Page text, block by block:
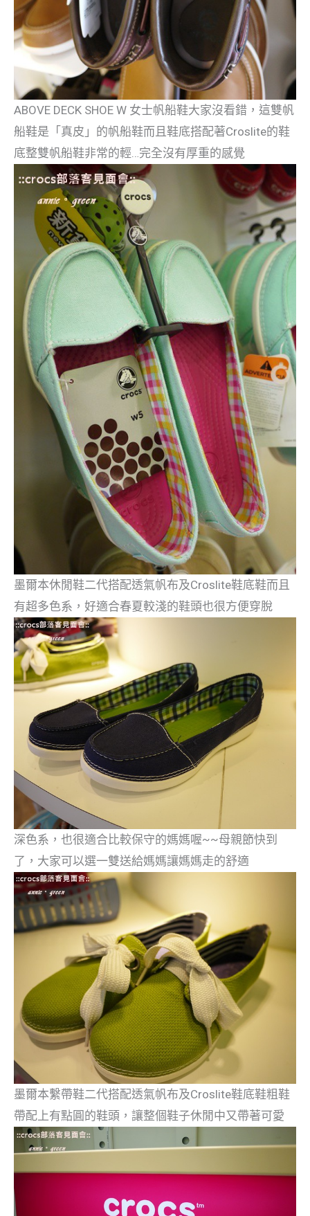
ABOVE DECK SHOE W 女士帆船鞋大家沒看錯，這雙帆
船鞋是「真皮」的帆船鞋而且鞋底搭配著Croslite的鞋
底整雙帆船鞋非常的輕…完全沒有厚重的感覺
墨爾本休閒鞋二代搭配透氣帆布及Croslite鞋底鞋而且
有超多色系，好適合春夏較淺的鞋頭也很方便穿脫
深色系，也很適合比較保守的媽媽喔~~母親節快到
了，大家可以選一雙送給媽媽讓媽媽走的舒適
墨爾本繫帶鞋二代搭配透氣帆布及Croslite鞋底鞋粗鞋
帶配上有點圓的鞋頭，讓整個鞋子休閒中又帶著可愛